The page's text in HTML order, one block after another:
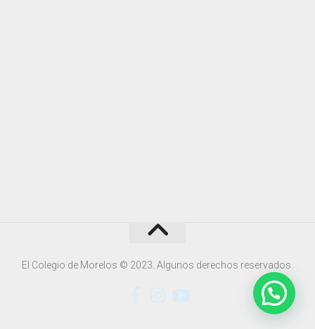
El Colegio de Morelos © 2023. Algunos derechos reservados.